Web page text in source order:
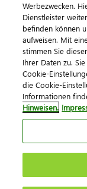
Werbezwecken.
Dienstleister
befinden können
aufweisen. Mit
stimmen Sie
Ihrer Daten zu.
Cookie-
die Cookie-
Informationen
Hinweisen.